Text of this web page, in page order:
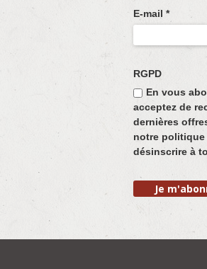
E-mail *
RGPD
En vous
acceptez de
dernières
notre
désinscrire à